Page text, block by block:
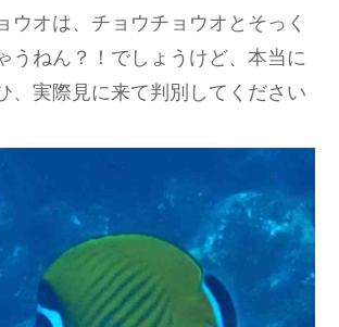
ウオは、チョウチョウオとそっく
うねん？！でしょうけど、本当に
、実際見に来て判別してください